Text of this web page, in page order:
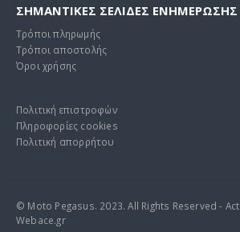
ΣΗΜΑΝΤΙΚΕΣ ΣΕΛΙΔΕΣ ΕΝΗΜΕΡΩΣΗΣ
Τρόποι πληρωμής
Τρόποι αποστολής
Όροι χρήσης
Πολιτική επιστροφών
Πληροφορίες cookies
Πολιτική απορρήτου
© Moto Pegasus. 2023. All Rights Reserved -
Webace.gr